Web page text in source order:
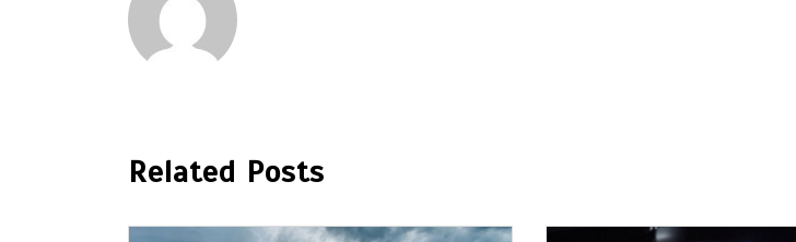
Related Posts